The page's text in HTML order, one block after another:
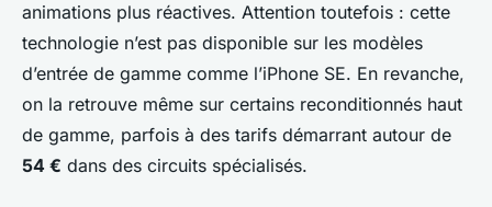
animations plus réactives. Attention toutefois : cette
technologie n’est pas disponible sur les modèles
d’entrée de gamme comme l’iPhone SE. En revanche,
on la retrouve même sur certains reconditionnés haut
de gamme, parfois à des tarifs démarrant autour de
54 € dans des circuits spécialisés.